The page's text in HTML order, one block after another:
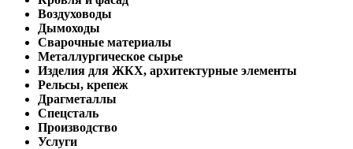
Воздуховоды
Дымоходы
Сварочные материалы
Металлургическое сырье
Изделия для ЖКХ, архитектурные элементы
Рельсы, крепеж
Драгметаллы
Спецсталь
Производство
Услуги